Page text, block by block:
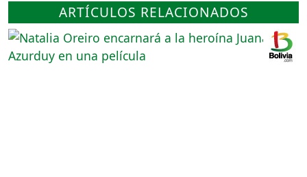
ARTÍCULOS RELACIONADOS